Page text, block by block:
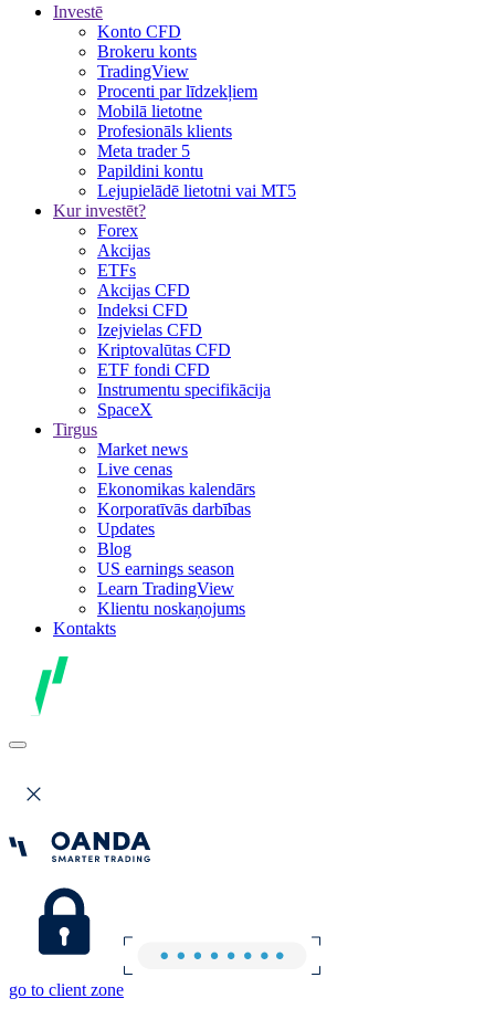
Investē
Konto CFD
Brokeru konts
TradingView
Procenti par līdzekļiem
Mobilā lietotne
Profesionāls klients
Meta trader 5
Papildini kontu
Lejupielādē lietotni vai MT5
Kur investēt?
Forex
Akcijas
ETFs
Akcijas CFD
Indeksi CFD
Izejvielas CFD
Kriptovalūtas CFD
ETF fondi CFD
Instrumentu specifikācija
SpaceX
Tirgus
Market news
Live cenas
Ekonomikas kalendārs
Korporatīvās darbības
Updates
Blog
US earnings season
Learn TradingView
Klientu noskaņojums
Kontakts
go to client zone